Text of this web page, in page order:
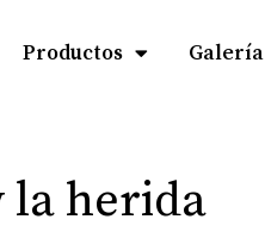
Productos Galería
la herida